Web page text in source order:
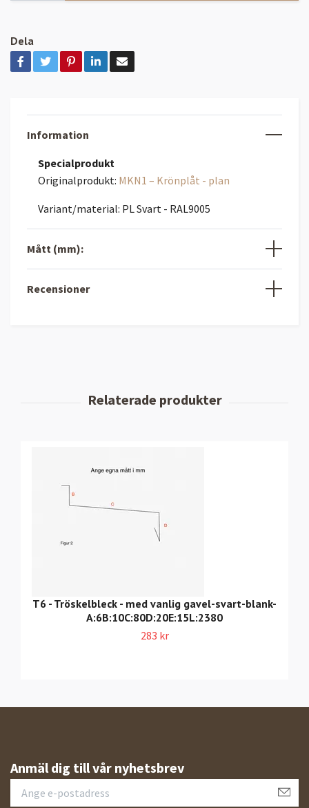
Dela
Information
Specialprodukt
Originalprodukt: MKN1 – Krönplåt - plan
Variant/material: PL Svart - RAL9005
Mått (mm):
Recensioner
T6 - Tröskelbleck - med vanlig gavel-svart-blank-
A:6B:10C:80D:20E:15L:2380
283 kr
Anmäl dig till vår nyhetsbrev